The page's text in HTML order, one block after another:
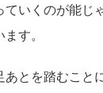
ていくのが能じ
す。
あとを踏むこと